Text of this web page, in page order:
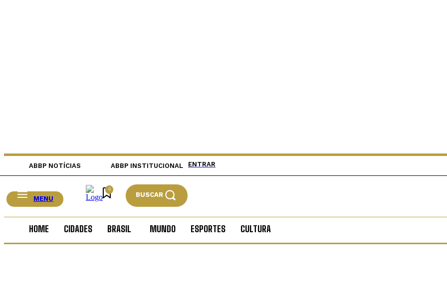
ABBP NOTÍCIAS ABBP INSTITUCIONAL ENTRAR
MENU
0
BUSCAR
HOME CIDADES BRASIL MUNDO ESPORTES CULTURA